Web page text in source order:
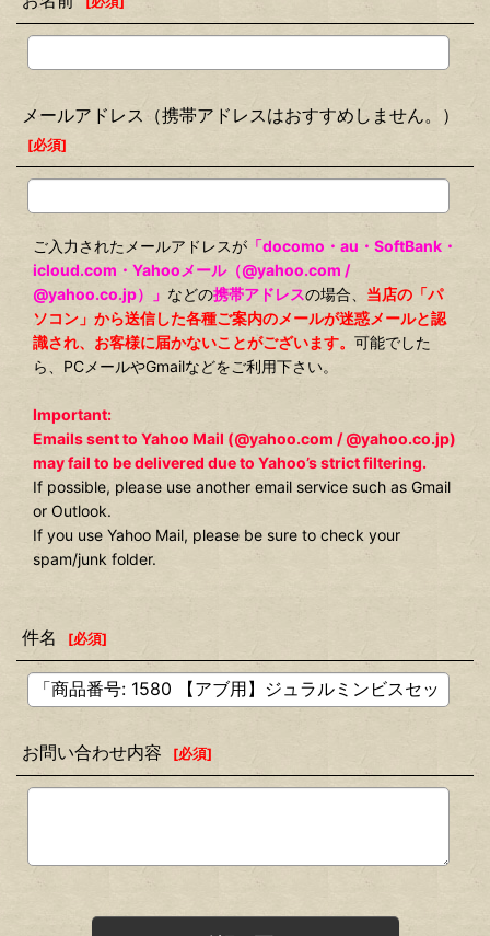
メールアドレス（携帯アドレスはおすすめしません。）
[必須]
ご入力されたメールアドレスが 「docomo・au・SoftBank・
icloud.com・Yahooメール（@yahoo.com /
@yahoo.co.jp）」 などの携帯アドレスの場合、 当店の「パ
ソコン」から送信した各種ご案内のメールが迷惑メールと認
識され、お客様に届かないことがございます。 可能でした
ら、PCメールやGmailなどをご利用下さい。
Important:
Emails sent to Yahoo Mail (@yahoo.com / @yahoo.co.jp)
may fail to be delivered due to Yahoo’s strict filtering.
If possible, please use another email service such as Gmail
or Outlook.
If you use Yahoo Mail, please be sure to check your
spam/junk folder.
件名 [必須]
お問い合わせ内容 [必須]